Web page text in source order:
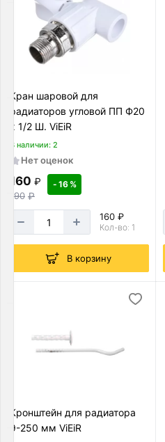
Котельное
оборудование
Товаров
по
Сантехнические
шкафы
Товаров
акции:
Баки
и
емкости
Товаров
по
защиты
от
13
Кран шаровой для
радиаторов угловой ПП Ф20
х 1/2 Ш. ViEiR
В наличии: 2
Нет оценок
160 ₽
190 ₽
- 16 %
160 ₽
Кол-во: 1
В корзину
Кронштейн для радиатора
9-250 мм ViEiR